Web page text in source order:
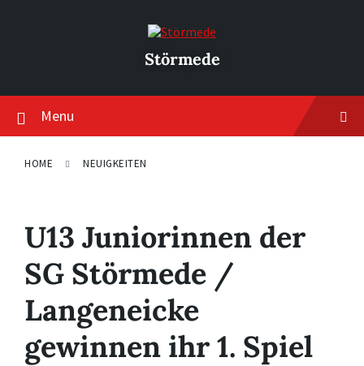
Störmede
Menu
HOME NEUIGKEITEN
U13 Juniorinnen der
SG Störmede /
Langeneicke
gewinnen ihr 1. Spiel